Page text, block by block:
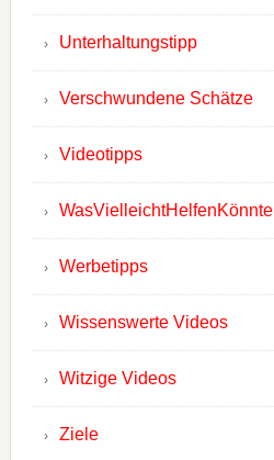
Unterhaltungstipp
Verschwundene Schätze
Videotipps
WasVielleichtHelfenKönnte
Werbetipps
Wissenswerte Videos
Witzige Videos
Ziele